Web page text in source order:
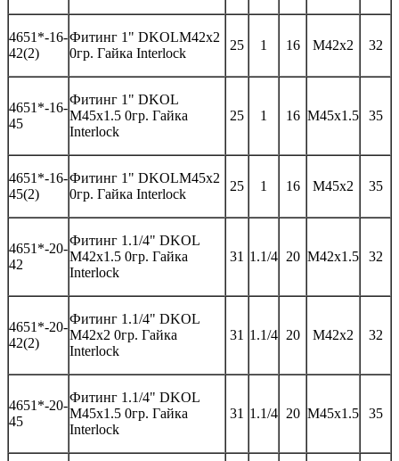
4651*-16-
42(2)
Фитинг 1" DKOLM42x2
0гр. Гайка Interlock
25 1 16 M42x2 32
4651*-16-
45
Фитинг 1" DKOL
M45x1.5 0гр. Гайка
Interlock
25 1 16 M45x1.5 35
4651*-16-
45(2)
Фитинг 1" DKOLM45x2
0гр. Гайка Interlock
25 1 16 M45x2 35
4651*-20-
42
Фитинг 1.1/4" DKOL
M42x1.5 0гр. Гайка
Interlock
31 1.1/4 20 M42x1.5 32
4651*-20-
42(2)
Фитинг 1.1/4" DKOL
M42x2 0гр. Гайка
Interlock
31 1.1/4 20 M42x2 32
4651*-20-
45
Фитинг 1.1/4" DKOL
M45x1.5 0гр. Гайка
Interlock
31 1.1/4 20 M45x1.5 35